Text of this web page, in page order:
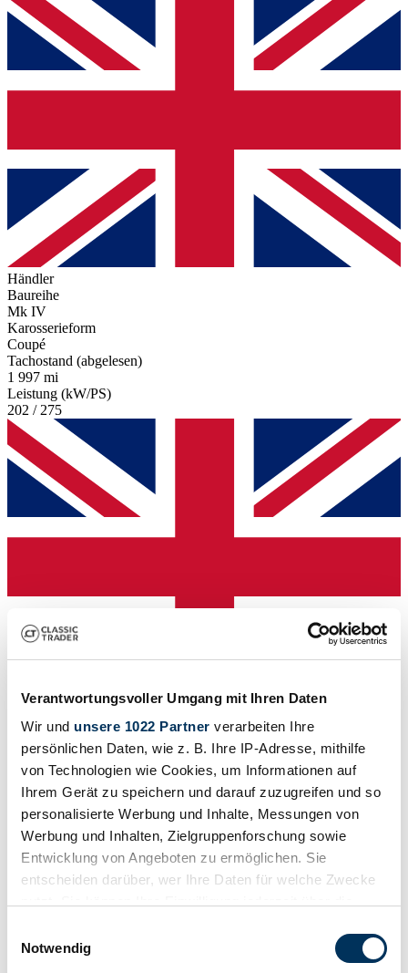
Verantwortungsvoller Umgang mit Ihren Daten
Wir und unsere 1022 Partner verarbeiten Ihre
persönlichen Daten, wie z. B. Ihre IP-Adresse, mithilfe
von Technologien wie Cookies, um Informationen auf
Ihrem Gerät zu speichern und darauf zuzugreifen und so
personalisierte Werbung und Inhalte, Messungen von
Werbung und Inhalten, Zielgruppenforschung sowie
Entwicklung von Angeboten zu ermöglichen. Sie
entscheiden darüber, wer Ihre Daten für welche Zwecke
Trigger Symbol ändern oder widerrufen
Notwendig
Händler
Baureihe
Mk IV
Karosserieform
Coupé
Tachostand (abgelesen)
1 997 mi
Leistung (kW/PS)
202 / 275
Händler